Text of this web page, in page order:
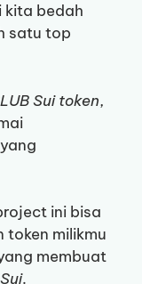
kita bedah
satu top
Sui token,
ini bisa
token milikmu
membuat
.